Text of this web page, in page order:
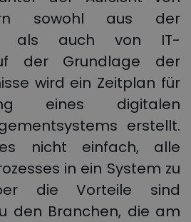
sowohl aus der
als auch von IT-
der Grundlage der
wird ein Zeitplan für
eines digitalen
erstellt.
nicht einfach, alle
in ein System zu
die Vorteile sind
den Branchen, die am